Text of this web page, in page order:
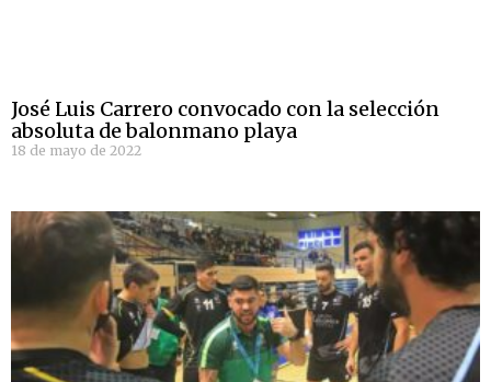
José Luis Carrero convocado con la selección
absoluta de balonmano playa
18 de mayo de 2022